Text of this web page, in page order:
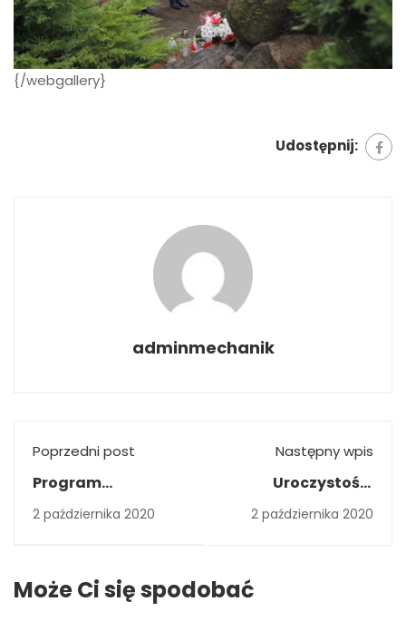
{/webgallery}
Udostępnij:
adminmechanik
Poprzedni post
Program
wychowawczo
profilaktyczny
2 października 2020
Następny wpis
Uroczystości
szkolne
2 października 2020
Może Ci się spodobać